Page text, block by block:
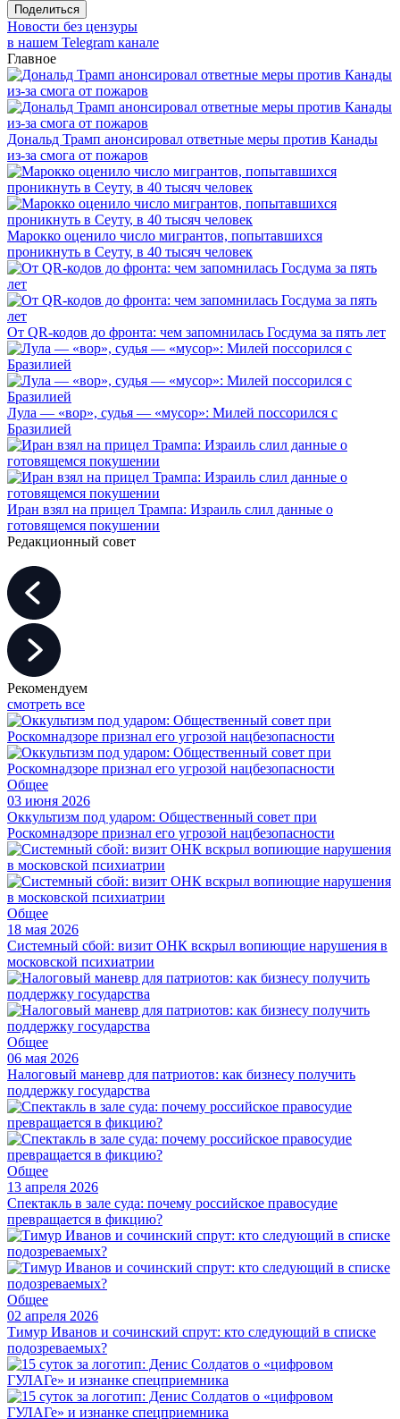
Поделиться
Новости без цензуры
в нашем Telegram канале
Главное
Дональд Трамп анонсировал ответные меры против Канады
из-за смога от пожаров
Марокко оценило число мигрантов, попытавшихся
проникнуть в Сеуту, в 40 тысяч человек
От QR-кодов до фронта: чем запомнилась Госдума за пять лет
Лула — «вор», судья — «мусор»: Милей поссорился с
Бразилией
Иран взял на прицел Трампа: Израиль слил данные о
готовящемся покушении
Редакционный совет
Рекомендуем
смотреть все
Общее
03 июня 2026
Оккультизм под ударом: Общественный совет при
Роскомнадзоре признал его угрозой нацбезопасности
Общее
18 мая 2026
Системный сбой: визит ОНК вскрыл вопиющие нарушения в
московской психиатрии
Общее
06 мая 2026
Налоговый маневр для патриотов: как бизнесу получить
поддержку государства
Общее
13 апреля 2026
Спектакль в зале суда: почему российское правосудие
превращается в фикцию?
Общее
02 апреля 2026
Тимур Иванов и сочинский спрут: кто следующий в списке
подозреваемых?